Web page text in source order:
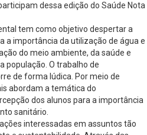
dessa edição do Saúde Nota
tem como objetivo despertar a
a importância da utilização de água e
do meio ambiente, da saúde e
população. O trabalho de
de forma lúdica. Por meio de
abordam a temática do
dos alunos para a importância
sanitário.
interessadas em assuntos tão